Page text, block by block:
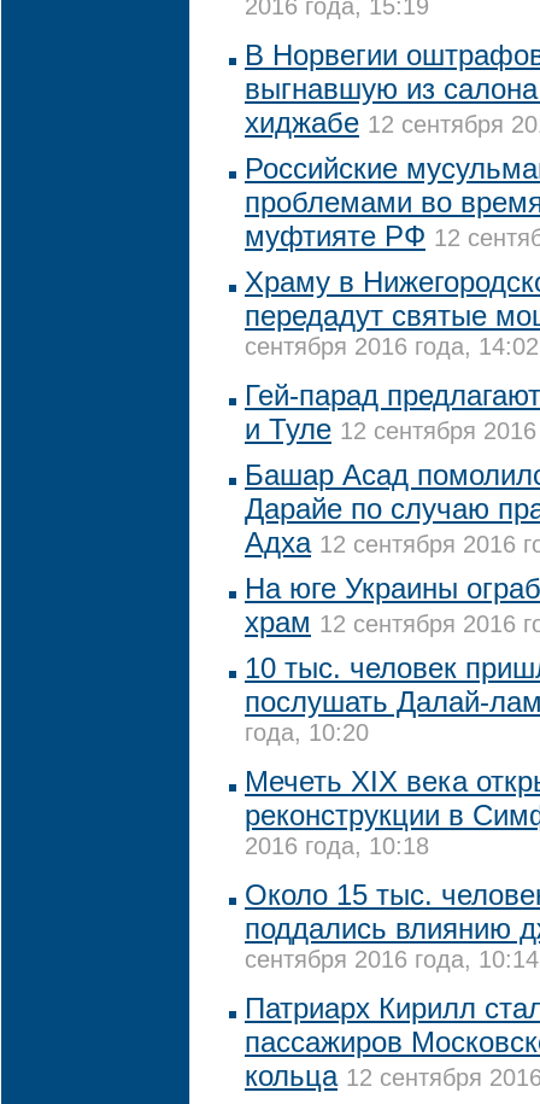
2016 года, 15:19
В Норвегии
выгнавшую из
хиджабе 12 сентября
Российские
проблемами во
муфтияте РФ 12
Храму в
передадут святые
сентября 2016 года, 14:02
Гей-парад
и Туле 12 сентября
Башар Асад
Дарайе по случаю
Адха 12 сентября 2016
На юге Украины
храм 12 сентября 2016
10 тыс. человек
послушать Далай-
года, 10:20
Мечеть XIX века
реконструкции в
2016 года, 10:18
Около 15 тыс.
поддались влиянию
сентября 2016 года, 10:14
Патриарх Кирилл
пассажиров
кольца 12 сентября